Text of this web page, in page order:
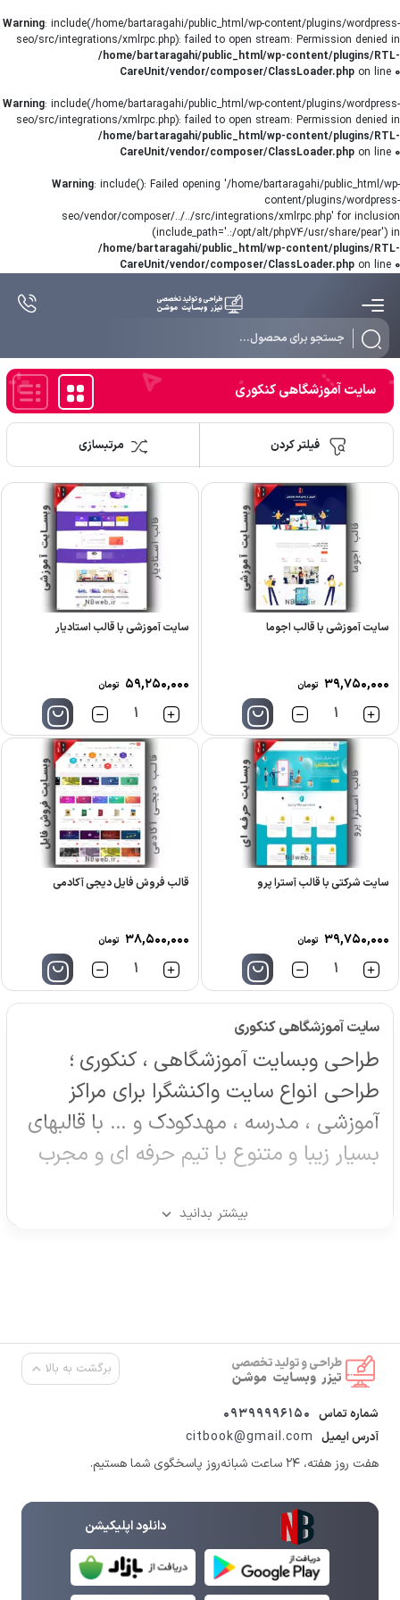
Warning: include(/home/bartaragahi/public_html/wp-content/plugins/wordpress-
seo/src/integrations/xmlrpc.php): failed to open stream: Permission denied in
/home/bartaragahi/public_html/wp-content/plugins/RTL-
CareUnit/vendor/composer/ClassLoader.php on line 0
Warning: include(/home/bartaragahi/public_html/wp-content/plugins/wordpress-
seo/src/integrations/xmlrpc.php): failed to open stream: Permission denied in
/home/bartaragahi/public_html/wp-content/plugins/RTL-
CareUnit/vendor/composer/ClassLoader.php on line 0
Warning: include(): Failed opening '/home/bartaragahi/public_html/wp-
content/plugins/wordpress-
seo/vendor/composer/../../src/integrations/xmlrpc.php' for inclusion
(include_path='.:/opt/alt/php74/usr/share/pear') in
/home/bartaragahi/public_html/wp-content/plugins/RTL-
CareUnit/vendor/composer/ClassLoader.php on line 0
سایت آموزشگاهی کنکوری
مرتبسازی فیلتر کردن
سایت آموزشی با قالب اجوما
۳۹,۷۵۰,۰۰۰ تومان
تعداد
سایت آموزشی با قالب استادیار
۵۹,۲۵۰,۰۰۰ تومان
تعداد
سایت شرکتی با قالب آسترا پرو
۳۹,۷۵۰,۰۰۰ تومان
تعداد
قالب فروش فایل دیجی آکادمی
۳۸,۵۰۰,۰۰۰ تومان
تعداد
سایت آموزشگاهی کنکوری
طراحی وبسایت آموزشگاهی ، کنکوری ؛
طراحی انواع سایت واکنشگرا برای مراکز
آموزشی ، مدرسه ، مهدکودک و … با قالبهای
بسیار زیبا و متنوع با تیم حرفه ای و مجرب
بیشتر بدانید
برگشت به بالا
شماره تماس 09399996150
آدرس ایمیل citbook@gmail.com
هفت روز هفته، ۲۴ ساعت شبانه‌روز پاسخگوی شما هستیم.
دانلود اپلیکیشن